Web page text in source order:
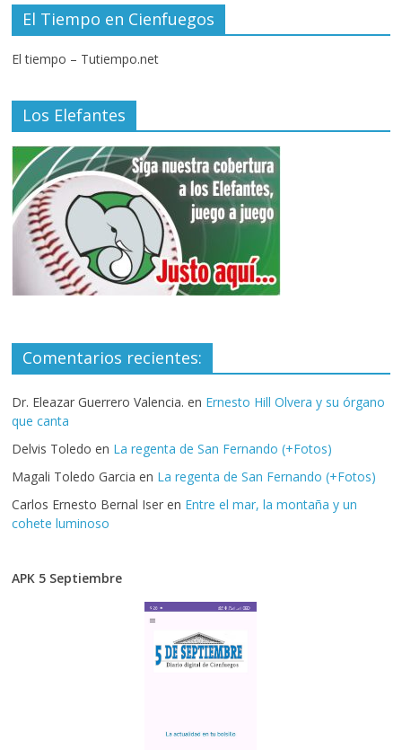
El Tiempo en Cienfuegos
El tiempo – Tutiempo.net
Los Elefantes
Comentarios recientes:
Dr. Eleazar Guerrero Valencia. en Ernesto Hill Olvera y su órgano
que canta
Delvis Toledo en La regenta de San Fernando (+Fotos)
Magali Toledo Garcia en La regenta de San Fernando (+Fotos)
Carlos Ernesto Bernal Iser en Entre el mar, la montaña y un
cohete luminoso
APK 5 Septiembre